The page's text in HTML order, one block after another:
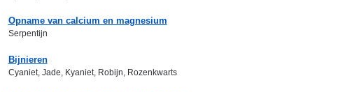
Opname van calcium en magnesium
Serpentijn
Bijnieren
Cyaniet, Jade, Kyaniet, Robijn, Rozenkwarts